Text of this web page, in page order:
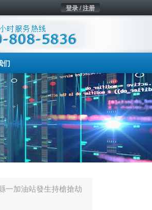
登录 / 注册
们
一加油站發生持槍搶劫